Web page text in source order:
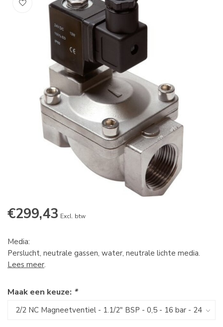
€299,43 Excl. btw
Media:
Perslucht, neutrale gassen, water, neutrale lichte media.
Lees meer.
Maak een keuze: *